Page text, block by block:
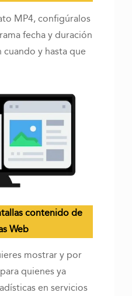
MP4, configúralos
fecha y duración
y hasta que
contenido de
Web
mostrar y por
quienes ya
en servicios